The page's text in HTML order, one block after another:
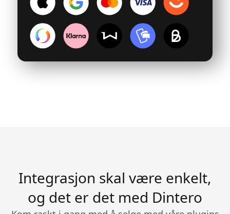
Integrasjon skal være enkelt,
og det er det med Dintero